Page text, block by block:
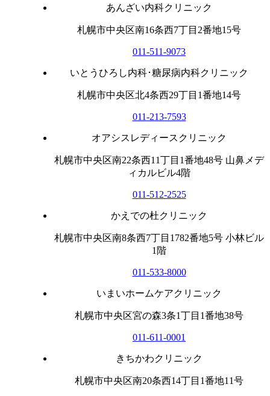
あんざい内科クリニック
札幌市中央区南16条西7丁目2番地15号
011-511-9073
いとうひろし内科･糖尿病内科クリニック
札幌市中央区北4条西29丁目1番地14号
011-213-7593
オアシスレディースクリニック
札幌市中央区南22条西11丁目1番地48号 山鼻メデ
ィカルビル4階
011-512-2525
かえでの杜クリニック
札幌市中央区南8条西7丁目1782番地5号 小林ビル
1階
011-533-8000
いまいホームケアクリニック
札幌市中央区宮の森3条1丁目1番地38号
011-611-0001
きちかわクリニック
札幌市中央区南20条西14丁目1番地11号